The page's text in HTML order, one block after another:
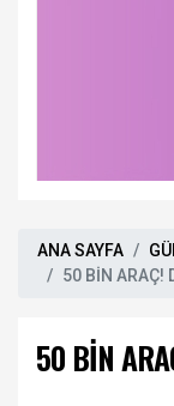
ANA SAYFA
50 BİN ARAÇ!
50 BİN